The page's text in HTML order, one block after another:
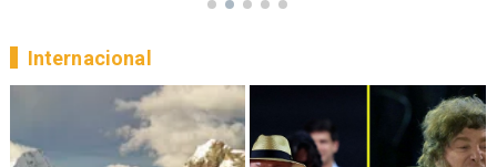
Internacional